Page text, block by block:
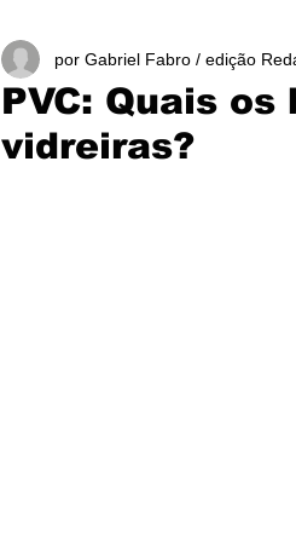
PVC: Quais
vidreiras?
por Gabriel Fabro / edição